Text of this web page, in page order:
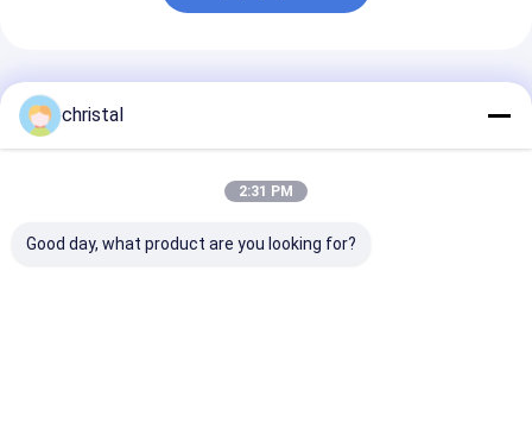
추천된 제품
christal
2:31 PM
Good day, what product are you looking for?